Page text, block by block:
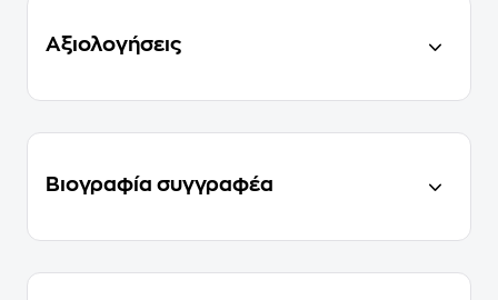
Αξιολογήσεις
Βιογραφία συγγραφέα